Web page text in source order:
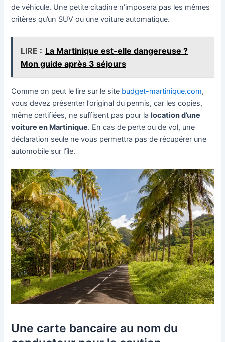
de véhicule. Une petite citadine n’imposera pas les mêmes
critères qu’un SUV ou une voiture automatique.
LIRE : La Martinique est-elle dangereuse ?
Mon guide après 3 séjours
Comme on peut le lire sur le site budget-martinique.com,
vous devez présenter l’original du permis, car les copies,
même certifiées, ne suffisent pas pour lalocation d’une
voiture en Martinique. En cas de perte ou de vol, une
déclaration seule ne vous permettra pas de récupérer une
automobile sur l’île.
Une carte bancaire au nom du